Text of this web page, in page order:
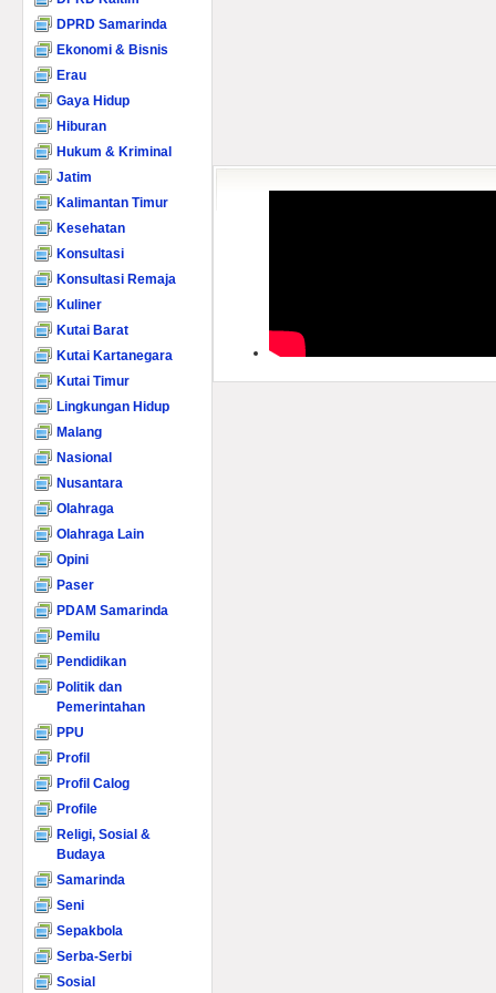
DPRD Samarinda
Ekonomi & Bisnis
Erau
Gaya Hidup
Hiburan
Hukum & Kriminal
Jatim
Kalimantan Timur
Kesehatan
Konsultasi
Konsultasi Remaja
Kuliner
Kutai Barat
Kutai Kartanegara
Kutai Timur
Lingkungan Hidup
Malang
Nasional
Nusantara
Olahraga
Olahraga Lain
Opini
Paser
PDAM Samarinda
Pemilu
Pendidikan
Politik dan
Pemerintahan
PPU
Profil
Profil Calog
Profile
Religi, Sosial &
Budaya
Samarinda
Seni
Sepakbola
Serba-Serbi
Sosial